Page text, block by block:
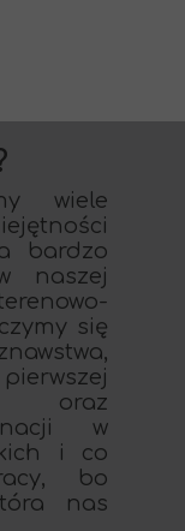
wiele
bardzo
naszej
się
oraz
w
i co
bo
nas